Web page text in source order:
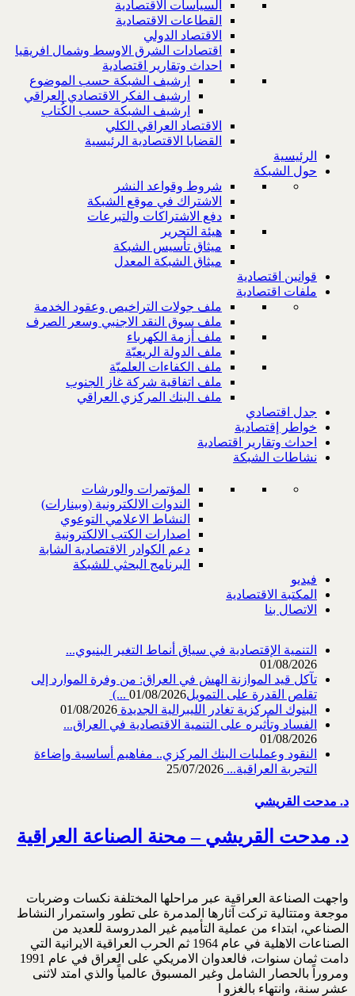
السياسات الاقتصادية
القطاعات الاقتصادية
الاقتصاد الدولي
اقتصادات الشرق الاوسط وشمال افريقيا
احداث وتقارير اقتصادية
ارشيف الشبكة حسب الموضوع
ارشيف الفكر الاقتصادي العراقي
ارشيف الشبكة حسب الكُتاب
الاقتصاد العراقي الكلي
القضايا الاقتصادية الرئيسية
الرئيسية
حول الشبكة
شروط وقواعد النشر
الاشتراك في موقع الشبكة
دفع الاشتراكات والتبرعات
هيئة التحرير
ميثاق تأسيس الشبكة
ميثاق الشبكة المعدل
قوانين اقتصادية
ملفات اقتصادية
ملف جولات التراخيص وعقود الخدمة
ملف سوق النقد الاجنبي وسعر الصرف
ملف أزمة الكهرباء
ملف الدولة الريعيّة
ملف الكفاءات العلميّة
ملف اتفاقية شركة غاز الجنوب
ملف البنك المركزي العراقي
جدل اقتصادي
خواطر إقتصادية
احداث وتقارير اقتصادية
نشاطات الشبكة
المؤتمرات والورشات
الندوات الالكترونية (وبينارات)
النشاط الاعلامي التوعوي
اصدارات الكتب الالكترونية
دعم الكوادر الاقتصادية الشابة
البرنامج البحثي للشبكة
فيديو
المكتبة الاقتصادية
الاتصال بنا
التنمية الإقتصادية في سياق أنماط التغير البنيوي...
01/08/2026
تآكل قيد الموازنة الهش في العراق: من وفرة الموارد إلى
تقلص القدرة على التمويل‎ (...01/08/2026
البنوك المركزية تغادر الليبرالية الجديدة 01/08/2026
الفساد وتأثيره على التنمية الاقتصادية في العراق...
01/08/2026
النقود وعمليات البنك المركزي.. مفاهيم أساسية وإضاءة
التجربة العراقية... 25/07/2026
د. مدحت القريشي
د. مدحت القريشي – محنة الصناعة العراقية
واجهت الصناعة العراقية عبر مراحلها المختلفة نكسات وضربات
موجعة ومتتالية تركت آثارها المدمرة على تطور واستمرار النشاط
الصناعي، ابتداء من عملية التأميم غير المدروسة للعديد من
الصناعات الاهلية في عام 1964 ثم الحرب العراقية الايرانية التي
دامت ثمان سنوات، فالعدوان الامريكي على العراق في عام 1991
ومروراً بالحصار الشامل وغير المسبوق عالمياً والذي امتد لاثنى
عشر سنة، وانتهاء بالغزو ا